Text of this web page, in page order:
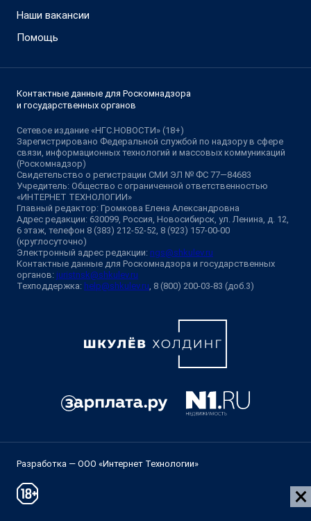
Наши вакансии
Помощь
Контактные данные для Роскомнадзора
и государственных органов
Сетевое издание «НГС.НОВОСТИ» (18+)
Зарегистрировано Федеральной службой по надзору в сфере
связи, информационных технологий и массовых коммуникаций
(Роскомнадзор)
Свидетельство о регистрации СМИ ЭЛ № ФС 77—84683
Учредитель: Общество с ограниченной ответственностью
«ИНТЕРНЕТ ТЕХНОЛОГИИ»
Главный редактор: Громкова Елена Александровна
Адрес редакции: 630099, Россия, Новосибирск, ул. Ленина, д. 12,
6 этаж, телефон 8 (383) 212-52-52, 8 (923) 157-00-00
(круглосуточно)
Электронный адрес редакции: ngs@shkulev.ru
Контактные данные для Роскомнадзора и государственных
органов: juristnsk@shkulev.ru
Техподдержка: help@shkulev.ru , 8 (800) 200-03-83 (доб.3)
Разработка — ООО «Интернет Технологии»